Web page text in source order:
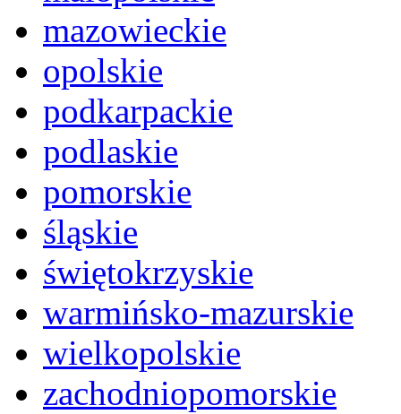
mazowieckie
opolskie
podkarpackie
podlaskie
pomorskie
śląskie
świętokrzyskie
warmińsko-mazurskie
wielkopolskie
zachodniopomorskie